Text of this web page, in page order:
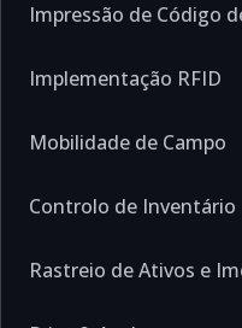
Impressão de Código
Implementação RFID
Mobilidade de Campo
Controlo de Inventário
Rastreio de Ativos e